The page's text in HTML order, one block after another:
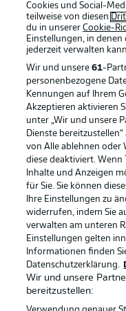
Rechtliche Hinweise
Datenschutz
Broadcaster
Jobs
Partner
Liveticker
Cookies und Social-
teilweise von diesen
du in unsererCookie-
Einstellungen, in
jederzeit verwalten
Wir und unsere61-
personenbezogene
Kennungen auf Ihrem
Akzeptieren aktivieren
unter „Wir und unsere
Dienste
von Alle ablehnen oder
diese deaktiviert. Wenn
Inhalte und Anzeigen
für Sie. Sie können
Ihre Einstellungen zu
widerrufen, indem Sie
verwalten am unteren
Einstellungen gelten
Informationen finden
Datenschutzerklärung.
Wir und unsere
bereitzustellen: